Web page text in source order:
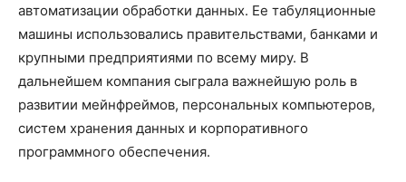
автоматизации обработки данных. Ее табуляционные
машины использовались правительствами, банками и
крупными предприятиями по всему миру. В
дальнейшем компания сыграла важнейшую роль в
развитии мейнфреймов, персональных компьютеров,
систем хранения данных и корпоративного
программного обеспечения.